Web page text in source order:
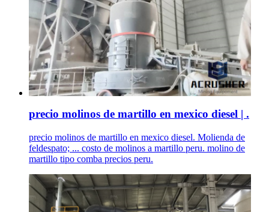
precio molinos de martillo en mexico diesel | .
precio molinos de martillo en mexico diesel. Molienda de
feldespato; ... costo de molinos a martillo peru. molino de
martillo tipo comba precios peru.